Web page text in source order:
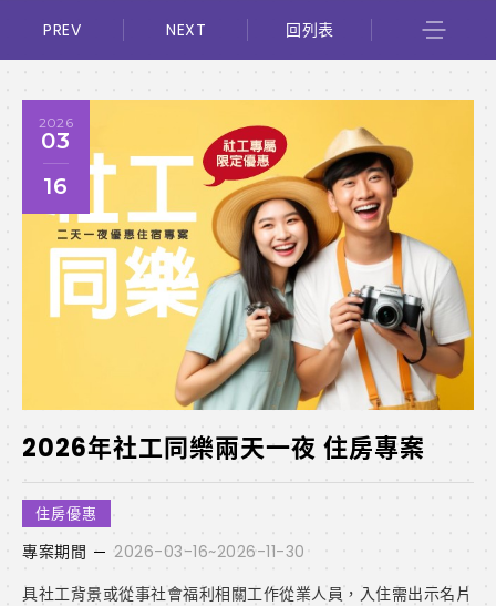
2026
03
16
2026年社工同樂兩天一夜 住房專案
住房優惠
專案期間
2026-03-16~2026-11-30
具社工背景或從事社會福利相關工作從業人員，入住需出示名片
PREV NEXT 回列表